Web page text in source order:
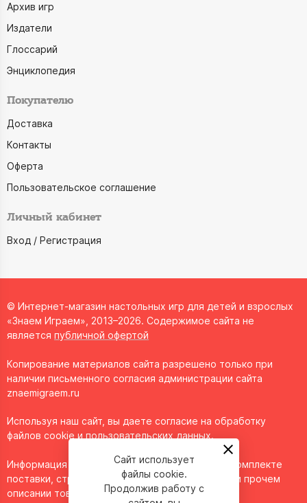
Архив игр
Издатели
Глоссарий
Энциклопедия
Покупателю
Доставка
Контакты
Оферта
Пользовательское соглашение
Личный кабинет
Вход / Регистрация
© Интернет-магазин настольных игр для детей и взрослых
«Знаем Играем», 2013–2026. Содержимое сайта не
является публичной офертой
Копирование материалов сайта разрешено только при
наличии письменного согласия администрации сайта
znaemigraem.ru
Используя наш сайт, вы даете согласие на обработку
файлов cookie и пользовательских данных.
Информация о технических характеристиках, комплекте
поставки, стране изготовления, внешнем виде и прочем
описании товара носит справочный характер и
Сайт использует
файлы cookie.
Продолжив работу с